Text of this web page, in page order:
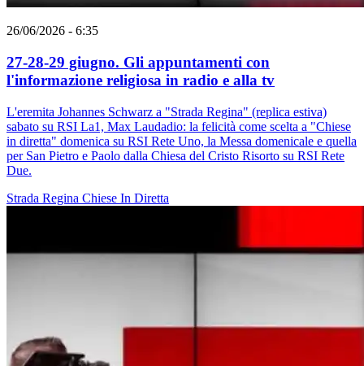
26/06/2026 - 6:35
27-28-29 giugno. Gli appuntamenti con
l'informazione religiosa in radio e alla tv
L'eremita Johannes Schwarz a "Strada Regina" (replica estiva)
sabato su RSI La1, Max Laudadio: la felicità come scelta a "Chiese
in diretta" domenica su RSI Rete Uno, la Messa domenicale e quella
per San Pietro e Paolo dalla Chiesa del Cristo Risorto su RSI Rete
Due.
Strada Regina Chiese In Diretta